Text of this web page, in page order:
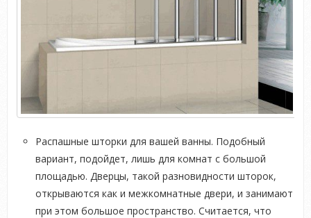
Распашные шторки для вашей ванны. Подобный
вариант, подойдет, лишь для комнат с большой
площадью. Дверцы, такой разновидности шторок,
открываются как и межкомнатные двери, и занимают
при этом большое пространство. Считается, что